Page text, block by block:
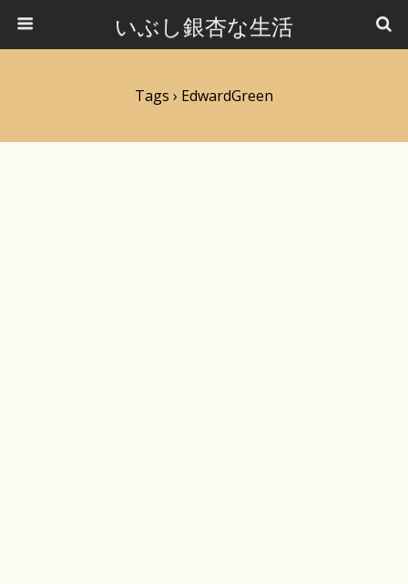
いぶし銀杏な生活
Tags › EdwardGreen